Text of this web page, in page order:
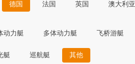
德国 法国 英国 澳大利亚
动力艇 多体动力艇 飞桥游艇
艇 巡航艇 其他